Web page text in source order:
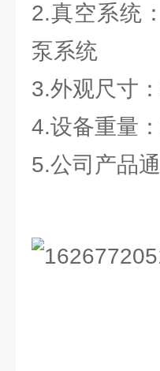
2.真空系统
泵系统
3.外观尺寸
4.设备重量
5.公司产品